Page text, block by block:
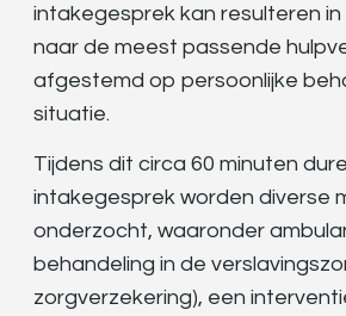
intakegesprek kan resulteren in
naar de meest passende
afgestemd op persoonlijke
situatie.
Tijdens dit circa 60 minuten
intakegesprek worden diverse
onderzocht, waaronder
behandeling in de
zorgverzekering), een